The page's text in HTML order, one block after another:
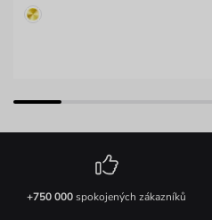
+750 000spokojených zákazníků